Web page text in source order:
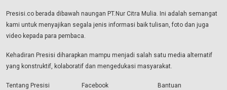
Presisi.co berada dibawah naungan PT.Nur Citra Mulia. Ini adalah semangat
kami untuk menyajikan segala jenis informasi baik tulisan, foto dan juga
video kepada para pembaca.
Kehadiran Presisi diharapkan mampu menjadi salah satu media alternatif
yang konstruktif, kolaboratif dan mengedukasi masyarakat.
Tentang Presisi Facebook Bantuan